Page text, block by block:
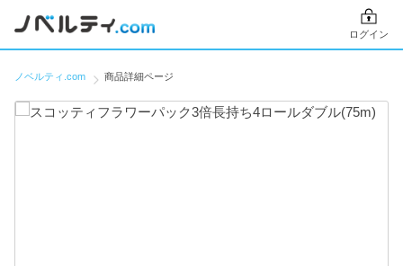
ログイン
ノベルティ.com 商品詳細ページ